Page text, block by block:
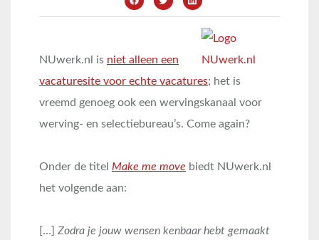
NUwerk.nl is niet alleen een
vacaturesite voor echte vacatures; het is
vreemd genoeg ook een wervingskanaal voor
werving- en selectiebureau’s. Come again?
Onder de titel Make me move biedt NUwerk.nl
het volgende aan:
[…] Zodra je jouw wensen kenbaar hebt gemaakt